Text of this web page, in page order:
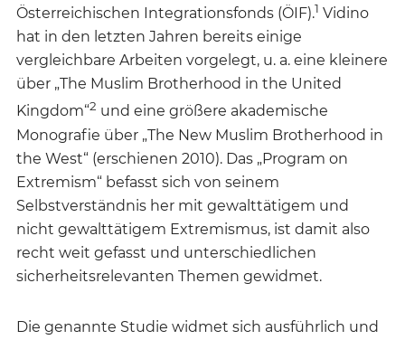
Österreichischen Integrationsfonds (ÖIF).1 Vidino
hat in den letzten Jahren bereits einige
vergleichbare Arbeiten vorgelegt, u. a. eine kleinere
über „The Muslim Brotherhood in the United
Kingdom“2 und eine größere akademische
Monografie über „The New Muslim Brotherhood in
the West“ (erschienen 2010). Das „Program on
Extremism“ befasst sich von seinem
Selbstverständnis her mit gewalttätigem und
nicht gewalttätigem Extremismus, ist damit also
recht weit gefasst und unterschiedlichen
sicherheitsrelevanten Themen gewidmet.
Die genannte Studie widmet sich ausführlich und